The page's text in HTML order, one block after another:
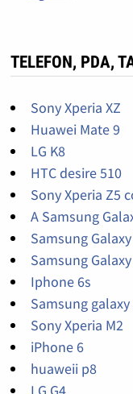
TELEFON, PDA,
Sony Xperia XZ
Huawei Mate 9
LG K8
HTC desire 510
Sony Xperia Z5
A Samsung
Samsung
Samsung
Iphone 6s
Samsung galaxy
Sony Xperia M2
iPhone 6
huaweii p8